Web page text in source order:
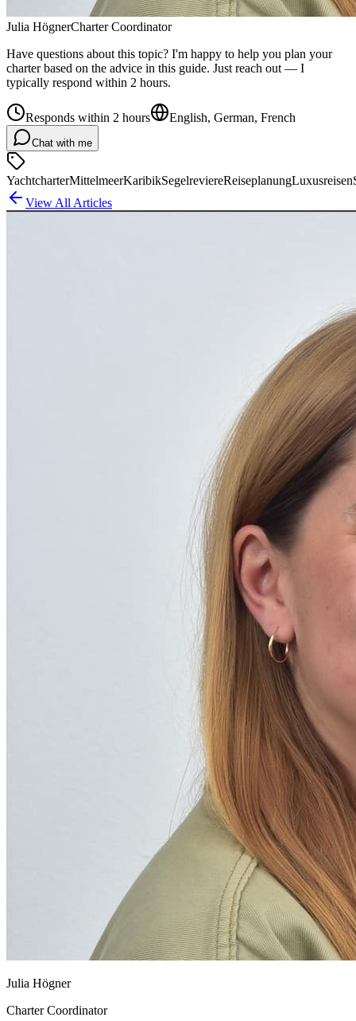
Julia HögnerCharter Coordinator
Have questions about this topic? I'm happy to help you plan your
charter based on the advice in this guide. Just reach out — I
typically respond within 2 hours.
Responds within 2 hours English, German, French
Chat with me
YachtcharterMittelmeerKaribikSegelreviereReiseplanungLuxusreisen
View All Articles
Julia Högner
Charter Coordinator